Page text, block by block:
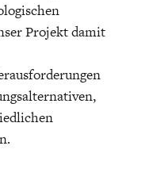
Projekt damit